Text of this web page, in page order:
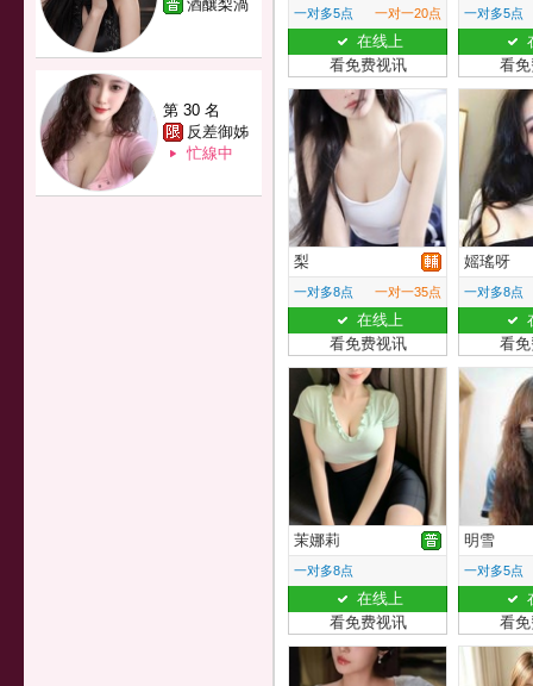
酒釀梨渦
第 30 名
反差御姊
忙線中
一对多5点 一对一20点
在线上
看免费视讯
一对多5点
看
梨
一对多8点 一对一35点
在线上
看免费视讯
媱瑤呀
一对多8点
看
茉娜莉
一对多8点
在线上
看免费视讯
明雪
一对多5点
看